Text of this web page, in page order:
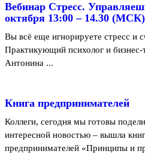
Вебинар Стресс.
октября 13:00 – 14.30 (МСК)
Вы всё еще игнорируете стресс и
Практикующий психолог и
Антонина ...
Книга предпринимателей
Коллеги, сегодня мы готовы
интересной новостью – вышла
предпринимателей «Принципы и